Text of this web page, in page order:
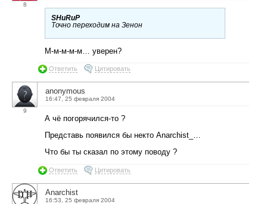
8
SHuRuP
Точно переходим на Зенон
М-м-м-м-м… уверен?
Ответить Цитировать
9
anonymous
16:47, 25 февраля 2004
А чё погорячился-то ?
Представь появился бы некто Anarchist_…
Что бы ты сказал по этому поводу ?
Ответить Цитировать
Anarchist
16:53, 25 февраля 2004